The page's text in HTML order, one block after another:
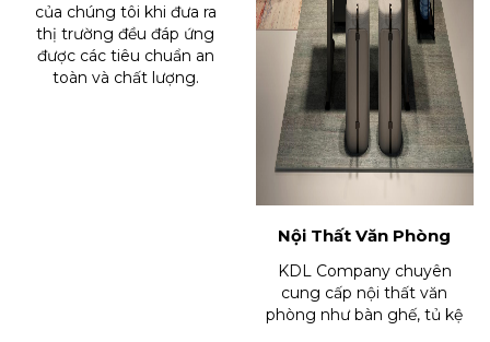
của chúng tôi khi đưa ra
thị trường đều đáp ứng
được các tiêu chuẩn an
toàn và chất lượng.
Nội Thất Văn Phòng
KDL Company chuyên
cung cấp nội thất văn
phòng như bàn ghế, tủ kệ